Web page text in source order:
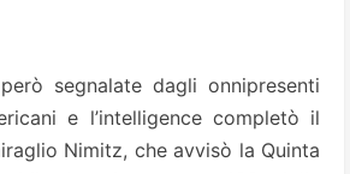
segnalate dagli onnipresenti
e l’intelligence completò il
Nimitz, che avvisò la Quinta